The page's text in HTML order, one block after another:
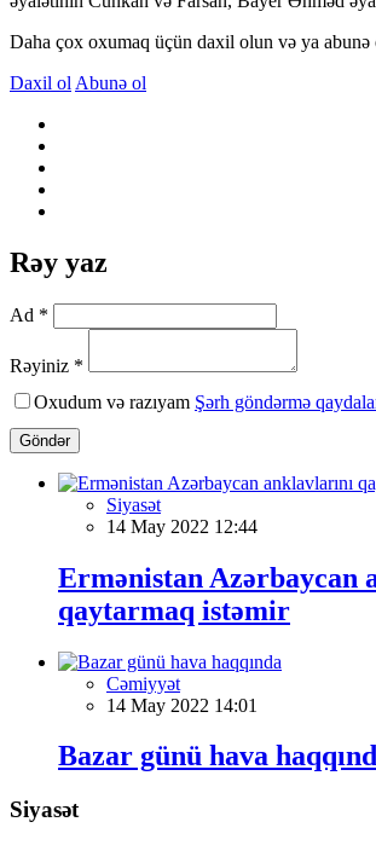
Daha çox oxumaq üçün daxil olun və ya abunə
Daxil ol Abunə ol
Rəy yaz
Ad *
Rəyiniz *
Oxudum və razıyam Şərh göndərmə
Göndər
Siyasət
14 May 2022 12:44
Ermənistan Azərbaycan
qaytarmaq istəmir
Cəmiyyət
14 May 2022 14:01
Bazar günü hava
Siyasət